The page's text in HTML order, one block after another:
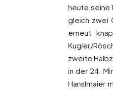
heute seine
gleich zwei
erneut
Kugler/
zweite
in der 24.
Hanslmaier